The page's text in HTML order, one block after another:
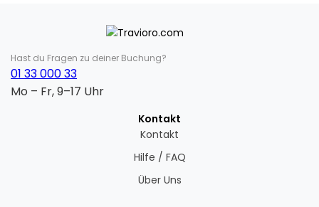
Hast du Fragen zu deiner Buchung?
01 33 000 33
Mo – Fr, 9–17 Uhr
Kontakt
Kontakt
Hilfe / FAQ
Über Uns